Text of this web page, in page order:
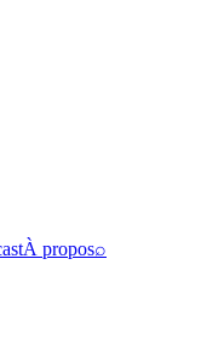
À propos⌕